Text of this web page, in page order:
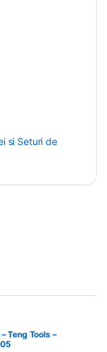
si Seturi de
Teng Tools –